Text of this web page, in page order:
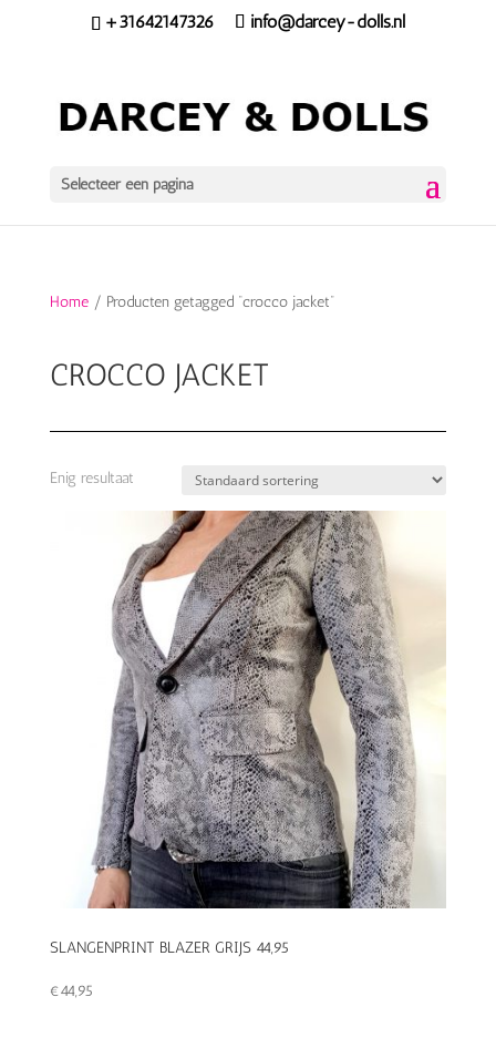
+31642147326 info@darcey-dolls.nl
Selecteer een pagina
Home/ Producten getagged “crocco jacket”
CROCCO JACKET
Enig resultaat
SLANGENPRINT BLAZER GRIJS 44,95
€44,95